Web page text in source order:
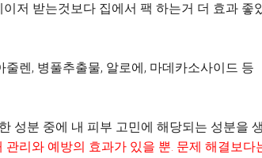
저 받는것보다 집에서 팩 하는거 더 효과
렌, 병풀추출물, 알로에, 마데카소사이드 등
성분 중에 내 피부 고민에 해당되는 성분을
관리와 예방의 효과가 있을 뿐. 문제 해결보다